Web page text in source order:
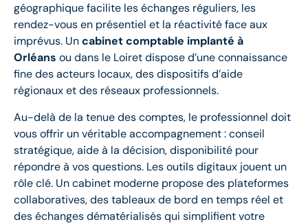
géographique facilite les échanges réguliers, les
rendez-vous en présentiel et la réactivité face aux
imprévus. Uncabinet comptable implanté à
Orléans ou dans le Loiret dispose d’une connaissance
fine des acteurs locaux, des dispositifs d’aide
régionaux et des réseaux professionnels.
Au-delà de la tenue des comptes, le professionnel doit
vous offrir un véritable accompagnement : conseil
stratégique, aide à la décision, disponibilité pour
répondre à vos questions. Les outils digitaux jouent un
rôle clé. Un cabinet moderne propose des plateformes
collaboratives, des tableaux de bord en temps réel et
des échanges dématérialisés qui simplifient votre